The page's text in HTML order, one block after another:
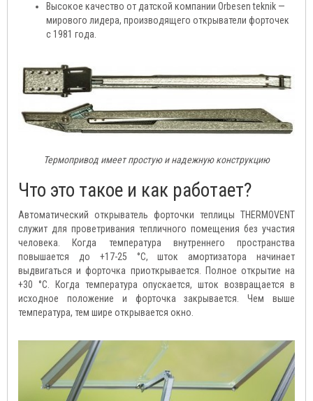
Высокое качество от датской компании Orbesen teknik —
мирового лидера, производящего открыватели форточек
с 1981 года.
Термопривод имеет простую и надежную конструкцию
Что это такое и как работает?
Автоматический открыватель форточки теплицы THERMOVENT
служит для проветривания тепличного помещения без участия
человека. Когда температура внутреннего пространства
повышается до +17-25 °C, шток амортизатора начинает
выдвигаться и форточка приоткрывается. Полное открытие на
+30 °C. Когда температура опускается, шток возвращается в
исходное положение и форточка закрывается. Чем выше
температура, тем шире открывается окно.